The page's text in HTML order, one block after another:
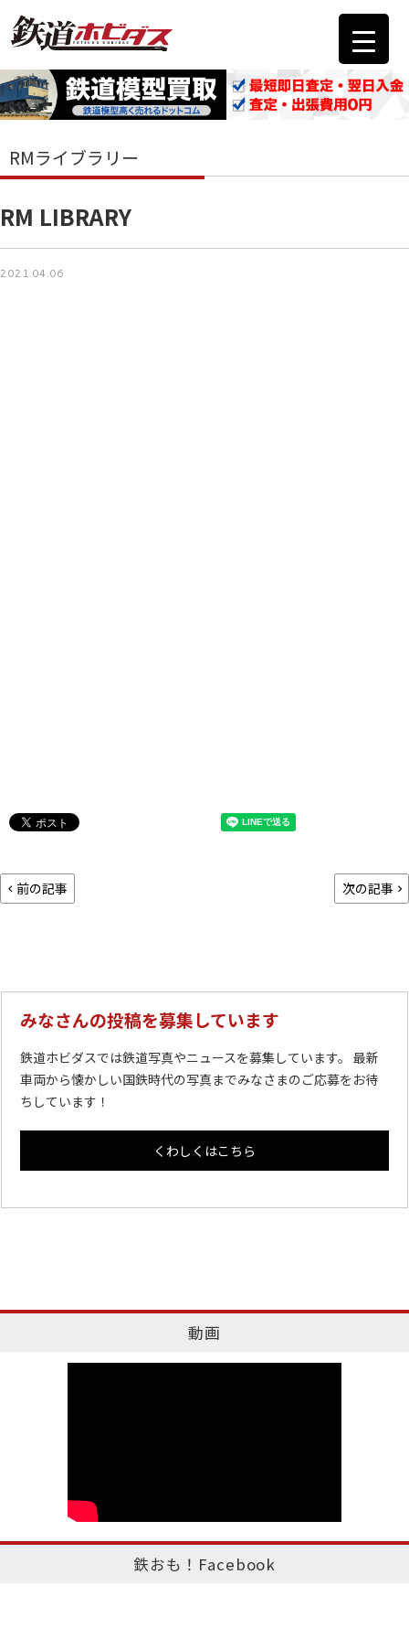
RMライブラリー
RM LIBRARY
2021.04.06
前の記事 次の記事
みなさんの投稿を募集しています
鉄道ホビダスでは鉄道写真やニュースを募集しています。 最新
車両から懐かしい国鉄時代の写真までみなさまのご応募をお待
ちしています！
くわしくはこちら
動画
鉄おも！Facebook